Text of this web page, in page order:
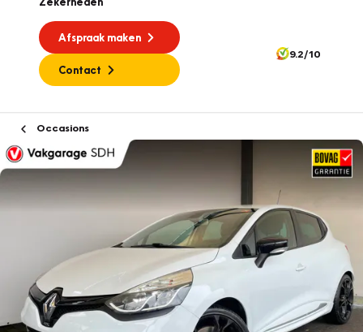
Afspraak maken
Contact
9.2/10
Occasions